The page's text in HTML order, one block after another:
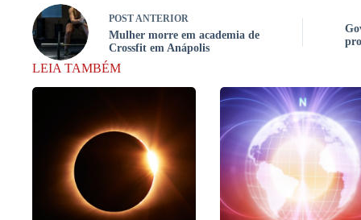
POST ANTERIOR
Mulher morre em academia de
Crossfit em Anápolis
LEIA TAMBÉM